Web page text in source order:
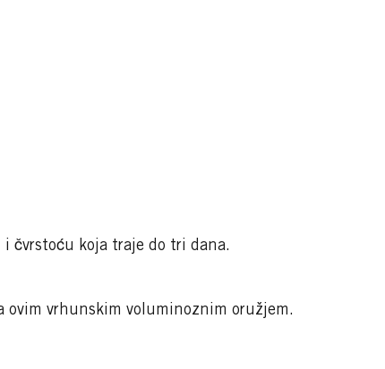
čvrstoću koja traje do tri dana.
ovim vrhunskim voluminoznim oružjem.